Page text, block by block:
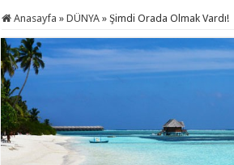
Anasayfa » DÜNYA » Şimdi Orada Olmak Vardı!